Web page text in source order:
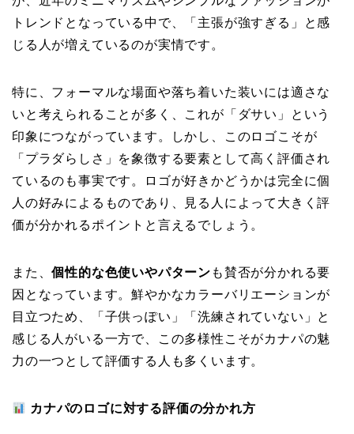
トレンドとなっている中で、「主張が強すぎる」と感
じる人が増えているのが実情です。
特に、フォーマルな場面や落ち着いた装いには適さな
いと考えられることが多く、これが「ダサい」という
印象につながっています。しかし、このロゴこそが
「プラダらしさ」を象徴する要素として高く評価され
ているのも事実です。ロゴが好きかどうかは完全に個
人の好みによるものであり、見る人によって大きく評
価が分かれるポイントと言えるでしょう。
また、個性的な色使いやパターン も賛否が分かれる要
因となっています。鮮やかなカラーバリエーションが
目立つため、「子供っぽい」「洗練されていない」と
感じる人がいる一方で、この多様性こそがカナパの魅
力の一つとして評価する人も多くいます。
カナパのロゴに対する評価の分かれ方